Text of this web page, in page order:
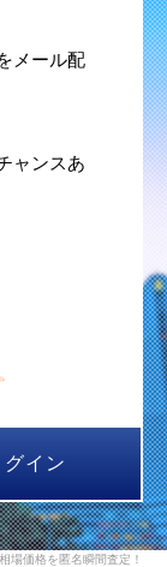
メール配
ャンスあ
グイン
場価格を匿名瞬間査定！